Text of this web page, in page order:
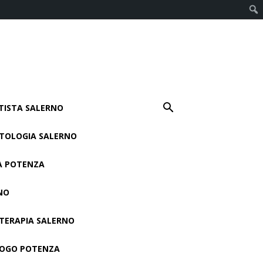
SALERNO
SALERNO
POTENZA
SALERNO
POTENZA